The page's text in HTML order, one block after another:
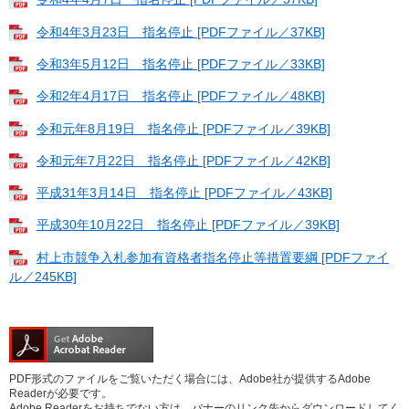
令和4年3月23日 指名停止 [PDFファイル／37KB]
令和3年5月12日 指名停止 [PDFファイル／33KB]
令和2年4月17日 指名停止 [PDFファイル／48KB]
令和元年8月19日 指名停止 [PDFファイル／39KB]
令和元年7月22日 指名停止 [PDFファイル／42KB]
平成31年3月14日 指名停止 [PDFファイル／43KB]
平成30年10月22日 指名停止 [PDFファイル／39KB]
村上市競争入札参加有資格者指名停止等措置要綱 [PDFファイ
ル／245KB]
PDF形式のファイルをご覧いただく場合には、Adobe社が提供するAdobe
Readerが必要です。